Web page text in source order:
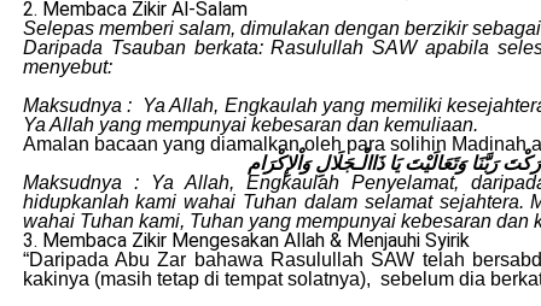
2. Membaca Zikir Al-Salam
Selepas memberi salam, dimulakan dengan berzikir
Daripada Tsauban berkata: Rasulullah SAW apabila
menyebut:
Maksudnya : Ya Allah, Engkaulah yang memiliki
Ya Allah yang mempunyai kebesaran dan kemuliaan.
Amalan bacaan yang diamalkan oleh para solihin Madinah
رَبَّنَا وَتَعَالَيْتَ يَا ذَاالْـجَلَالِ وَاْلإِكْرَام
Maksudnya : Ya Allah, Engkaulah Penyelamat,
hidupkanlah kami wahai Tuhan dalam selamat sejahtera.
wahai Tuhan kami, Tuhan yang mempunyai kebesaran
3. Membaca Zikir Mengesakan Allah & Menjauhi Syirik
“Daripada Abu Zar bahawa Rasulullah SAW telah
kakinya (masih tetap di tempat solatnya), sebelum dia